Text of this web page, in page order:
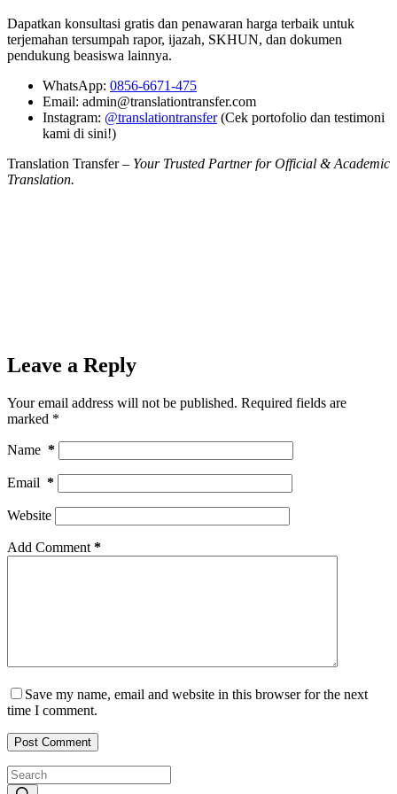
Dapatkan konsultasi gratis dan penawaran harga terbaik untuk
terjemahan tersumpah rapor, ijazah, SKHUN, dan dokumen
pendukung beasiswa lainnya.
WhatsApp: 0856-6671-475
Email: admin@translationtransfer.com
Instagram: @translationtransfer(Cek portofolio dan testimoni
kami di sini!)
Translation Transfer – Your Trusted Partner for Official & Academic
Translation.
Leave a Reply
Your email address will not be published. Required fields are
marked *
Name *
Email *
Website
Add Comment *
Save my name, email and website in this browser for the next
time I comment.
Post Comment